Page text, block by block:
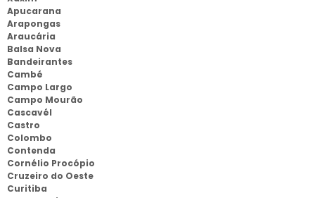
Apucarana
Arapongas
Araucária
Balsa Nova
Bandeirantes
Cambé
Campo Largo
Campo Mourão
Cascavél
Castro
Colombo
Contenda
Cornélio Procópio
Cruzeiro do Oeste
Curitiba